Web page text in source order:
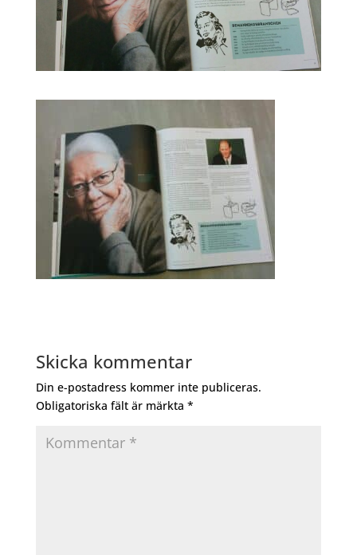
Skicka kommentar
Din e-postadress kommer inte publiceras.
Obligatoriska fält är märkta *